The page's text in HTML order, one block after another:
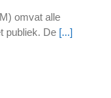
omvat alle
publiek. De [...]